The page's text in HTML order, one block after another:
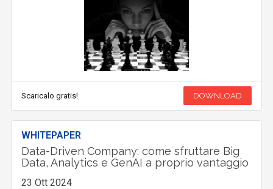
Scaricalo gratis! DOWNLOAD
WHITEPAPER
Data-Driven Company: come sfruttare Big
Data, Analytics e GenAI a proprio vantaggio
23 Ott 2024